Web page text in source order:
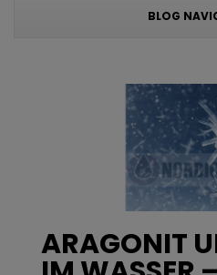
BLOG
ARAGONIT